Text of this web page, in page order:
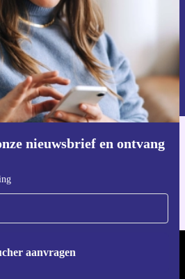
nieuwsbrief en ontvang
aanvragen
aanvragen
persoonsgegevens vind je in ons
de refurbed app
- RETHINK NEW.